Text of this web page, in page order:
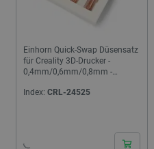
Einhorn Quick-Swap Düsensatz
für Creality 3D-Drucker -
0,4mm/0,6mm/0,8mm -
Index: CRL-24525